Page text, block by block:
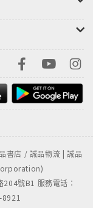
書店 / 誠品物流 | 誠品
號B1 服務電話：